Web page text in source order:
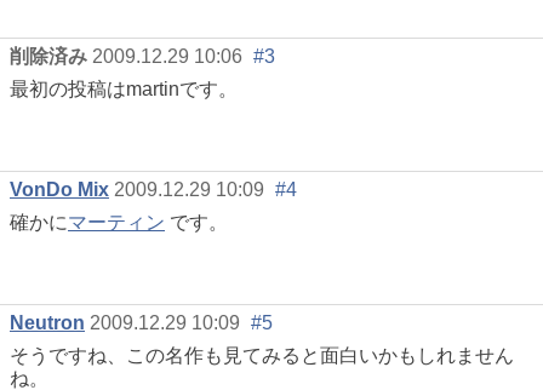
削除済み 2009.12.29 10:06 #3
最初の投稿はmartinです。
VonDo Mix 2009.12.29 10:09 #4
確かにマーティン です。
Neutron 2009.12.29 10:09 #5
そうですね、この名作も見てみると面白いかもしれません
ね。